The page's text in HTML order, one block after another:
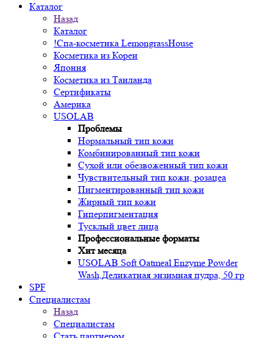
Каталог
Назад
Каталог
!Спа-косметика LemongrassHouse
Косметика из Кореи
Япония
Косметика из Таиланда
Сертификаты
Америка
USOLAB
Проблемы
Нормальный тип кожи
Комбинированный тип кожи
Сухой или обезвоженный тип кожи
Чувствительный тип кожи, розацеа
Пигментированный тип кожи
Жирный тип кожи
Гиперпигментация
Тусклый цвет лица
Профессиональные форматы
Хит месяца
USOLAB Soft Oatmeal Enzyme Powder
Wash,Деликатная энзимная пудра, 50 гр
SPF
Специалистам
Назад
Специалистам